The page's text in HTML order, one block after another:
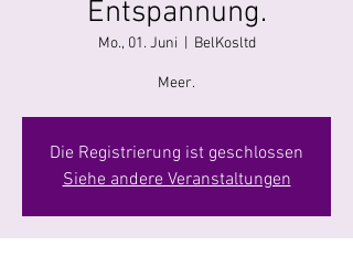
Entspannung.
Mo., 01. Juni BelKosltd
Meer.
Die Registrierung ist geschlossen
Siehe andere Veranstaltungen